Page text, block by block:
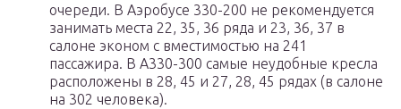
очереди. В Аэробусе 330-200 не рекомендуется
занимать места 22, 35, 36 ряда и 23, 36, 37 в
салоне эконом с вместимостью на 241
пассажира. В А330-300 самые неудобные кресла
расположены в 28, 45 и 27, 28, 45 рядах (в салоне
на 302 человека).